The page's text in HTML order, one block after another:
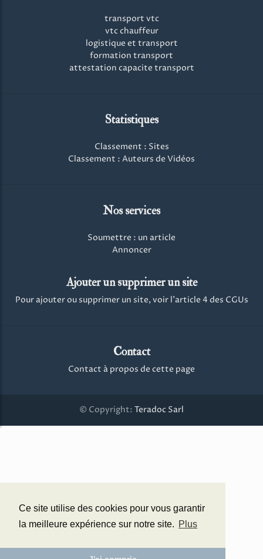
Ce site utilise des cookies pour vous garantir
la meilleure expérience sur notre site. Plus
transport vtc
vtc chauffeur
logistique et transport
formation transport
attestation capacite transport
Statistiques
Classement : Sites
Classement : Auteurs de Vidéos
Nos services
Soumettre : un article
Annoncer
Ajouter un supprimer un site
Pour ajouter ou supprimer un site, voir l'article 4 des CGUs
Contact
Contact à propos de cette page
© Copyright: Teradoc Sarl